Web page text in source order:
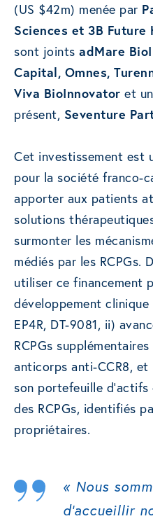
(US $42m) menée par
Sciences et 3B Future
sont joints adMare
Capital, Omnes,
Viva BioInnovator et
présent, Seventure
Cet investissement est
pour la société franco-
apporter aux patients
solutions
surmonter les
médiés par les RCPGs.
utiliser ce financement
développement
EP4R, DT-9081, ii)
RCPGs
anticorps anti-CCR8,
son portefeuille
des RCPGs, identifiés
propriétaires.
« Nous
d’accueillir